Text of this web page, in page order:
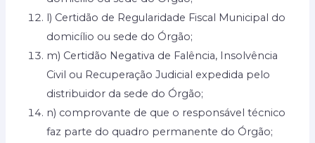
l) Certidão de Regularidade Fiscal Municipal do
domicílio ou sede do Órgão;
m) Certidão Negativa de Falência, Insolvência
Civil ou Recuperação Judicial expedida pelo
distribuidor da sede do Órgão;
n) comprovante de que o responsável técnico
faz parte do quadro permanente do Órgão;